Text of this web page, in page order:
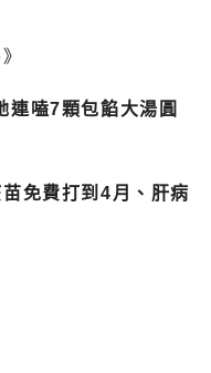
連嗑7顆包餡大湯圓
免費打到4月、肝病